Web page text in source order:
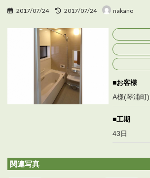
2017/07/24
最
更
新
時
2017/07/24 nakano
お客様
A様(琴浦町)
工期
43日
関連写真